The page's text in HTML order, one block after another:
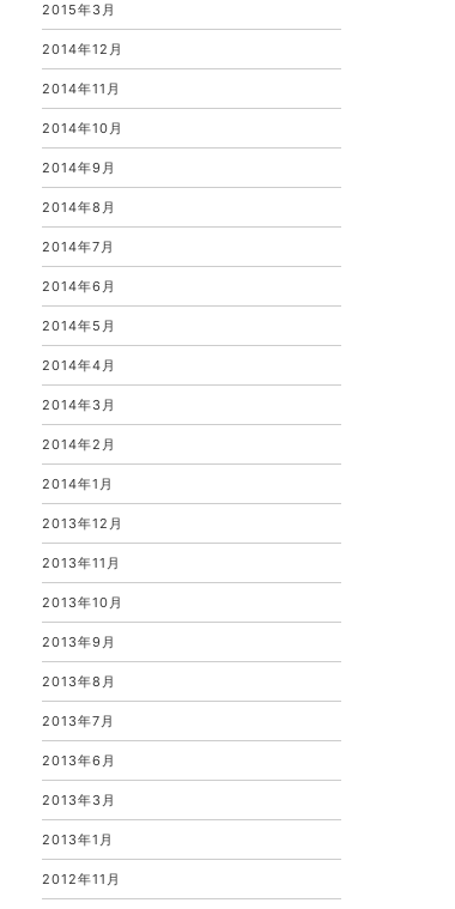
2015年3月
2014年12月
2014年11月
2014年10月
2014年9月
2014年8月
2014年7月
2014年6月
2014年5月
2014年4月
2014年3月
2014年2月
2014年1月
2013年12月
2013年11月
2013年10月
2013年9月
2013年8月
2013年7月
2013年6月
2013年3月
2013年1月
2012年11月